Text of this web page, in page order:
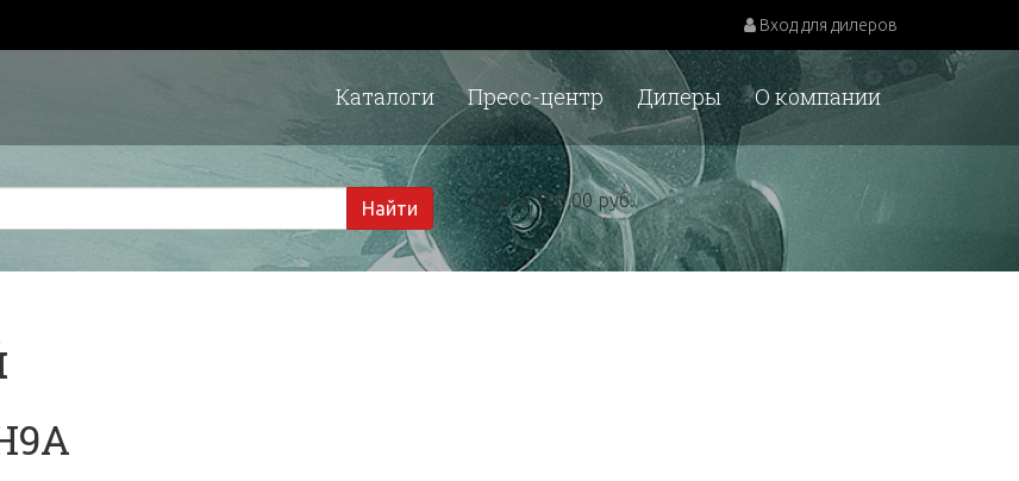
Вход для дилеров
О компании
Дилеры
Пресс-центр
Каталоги
Найти 1 у.е. = 100,00 руб.